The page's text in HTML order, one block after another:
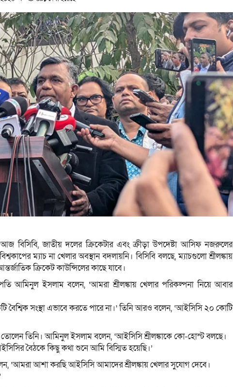
বিসিবি, জাতীয় দলের ক্রিকেটার এবং ক্রীড়া উপদেষ্টা আসিফ নজরুলের
ম্যাচ না খেলার অবস্থান বদলায়নি। বিসিবি বলছে, ম্যাচগুলো শ্রীলঙ্কায়
ক্রিকেট কাউন্সিলের কাছে যাবে।
আমিনুল ইসলাম বলেন, ‘আমরা শ্রীলঙ্কায় খেলার পরিকল্পনা নিয়ে আবার
বৈশ্বিক সংস্থা এভাবে করতে পারে না।’ তিনি আরও বলেন, ‘আইসিসি ২০ কোটি
তিনি। আমিনুল ইসলাম বলেন, ‘আইসিসি শ্রীলঙ্কাকে কো-হোস্ট বলছে।
বৈঠকে কিছু কথা শুনে আমি বিস্মিত হয়েছি।’
‘আমরা আশা করছি আইসিসি আমাদের শ্রীলঙ্কায় খেলার সুযোগ দেবে।